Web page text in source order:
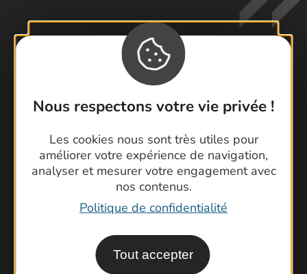
Nous respectons votre vie privée !
Les cookies nous sont très utiles pour
améliorer votre expérience de navigation,
analyser et mesurer votre engagement avec
nos contenus.
Politique de confidentialité
Tout accepter
Foire aux questions
Brochures
Cartoguides et Topoguides
Latitude Gard